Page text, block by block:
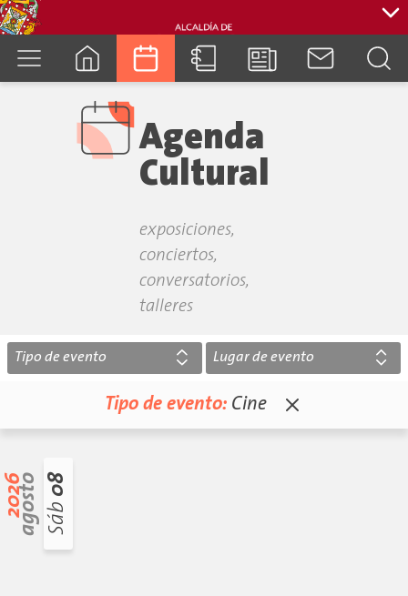
Agenda
Cultural
exposiciones,
conciertos,
conversatorios,
talleres
Tipo de evento: Cine
2026agosto Sáb
08
Tipo de evento Lugar de evento